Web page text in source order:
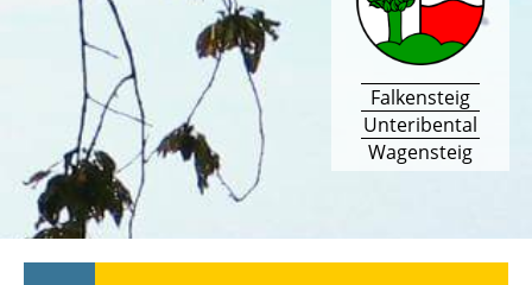
Falkensteig
Unteribental
Wagensteig